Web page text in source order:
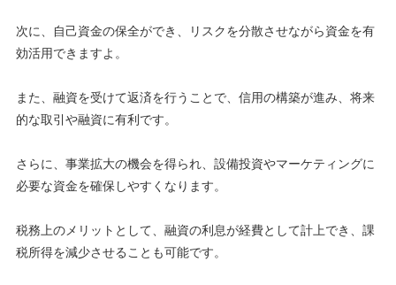
次に、自己資金の保全ができ、リスクを分散させながら資金を有
効活用できますよ。
また、融資を受けて返済を行うことで、信用の構築が進み、将来
的な取引や融資に有利です。
さらに、事業拡大の機会を得られ、設備投資やマーケティングに
必要な資金を確保しやすくなります。
税務上のメリットとして、融資の利息が経費として計上でき、課
税所得を減少させることも可能です。